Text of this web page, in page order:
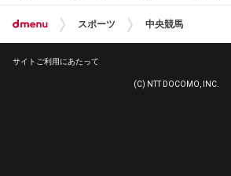
スポーツ 中央競馬
サイトご利用にあたって
(C) NTT DOCOMO, INC.